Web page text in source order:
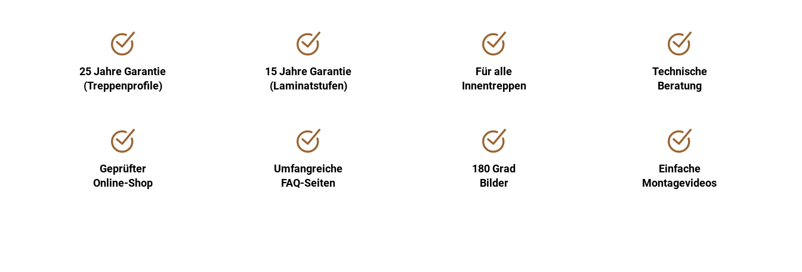
25 Jahre Garantie
(Treppenprofile)
15 Jahre Garantie
(Laminatstufen)
Für alle
Innentreppen
Technische
Beratung
Geprüfter
Online-Shop
Umfangreiche
FAQ-Seiten
180 Grad
Bilder
Einfache
Montagevideos